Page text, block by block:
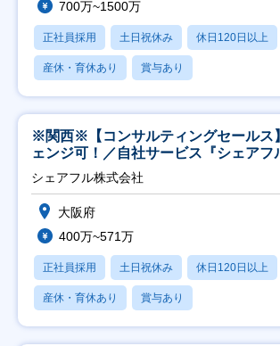
700万~1500万
正社員採用 土日祝休み 休日120日以上
産休・育休あり 賞与あり
※関西※【コンサルティングセールス
ェンジ可！／自社サービス『シェアフ
シェアフル株式会社
大阪府
400万~571万
正社員採用 土日祝休み 休日120日以上
産休・育休あり 賞与あり